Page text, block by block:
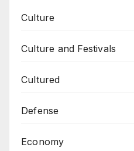
Culture
Culture and Festivals
Cultured
Defense
Economy